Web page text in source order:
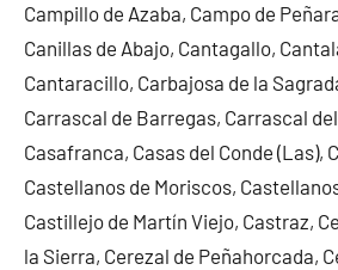
Campillo de Azaba, Campo de
Canillas de Abajo, Cantagallo,
Cantaracillo, Carbajosa de la
Carrascal de Barregas, Carrascal
Casafranca, Casas del Conde (Las),
Castellanos de Moriscos,
Castillejo de Martín Viejo, Castraz,
la Sierra, Cerezal de Peñahorcada,